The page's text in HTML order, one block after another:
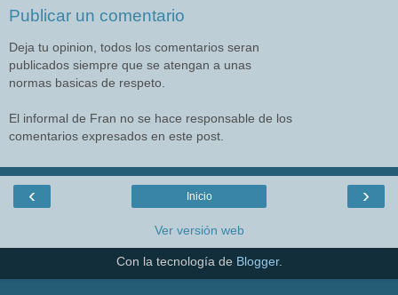
Publicar un comentario
Deja tu opinion, todos los comentarios seran
publicados siempre que se atengan a unas
normas basicas de respeto.
El informal de Fran no se hace responsable de los
comentarios expresados en este post.
‹ ›
Inicio
Ver versión web
Con la tecnología de Blogger.